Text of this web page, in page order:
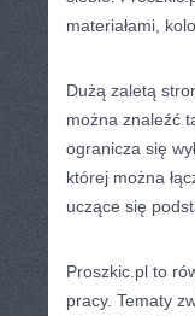
materiałami,
Dużą zaletą
można znaleźć
ogranicza się
której można
uczące się
Proszkic.pl to
pracy. Tematy